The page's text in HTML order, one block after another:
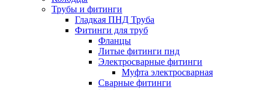
Трубы и фитинги
Гладкая ПНД Труба
Фитинги для труб
Фланцы
Литые фитинги пнд
Электросварные фитинги
Муфта электросварная
Сварные фитинги